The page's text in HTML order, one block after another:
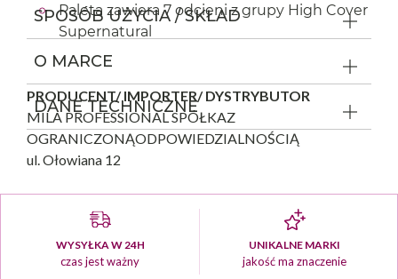
Paleta zawiera 7 odcieni z grupy High Cover
Supernatural
PRODUCENT/ IMPORTER/ DYSTRYBUTOR
MILA PROFESSIONAL SPÓŁKAZ
OGRANICZONĄODPOWIEDZIALNOŚCIĄ
ul. Ołowiana 12
kontakt@milapro.pl
SPOSÓB UŻYCIA / SKŁAD
O MARCE
DANE TECHNICZNE
WYSYŁKA W 24H
czas jest ważny
UNIKALNE MARKI
jakość ma znaczenie